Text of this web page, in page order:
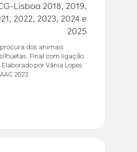
Lisboa 2018, 2019,
2022, 2023, 2024 e
2025
dos animais
Final com ligação
Elaborado por Vânia Lopes
2023